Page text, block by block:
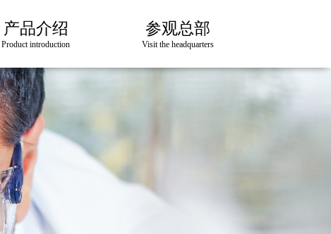
产品介绍
Product introduction
参观总部
Visit the headquarters